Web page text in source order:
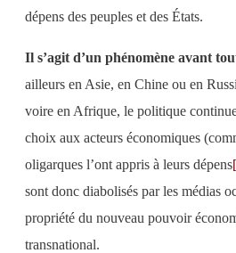
dépens des peuples et des États.
Il s’agit d’un phénomène avant
ailleurs en Asie, en Chine ou en
voire en Afrique, le politique
choix aux acteurs économiques
oligarques l’ont appris à leurs dépens
sont donc diabolisés par les médias
propriété du nouveau pouvoir
transnational.